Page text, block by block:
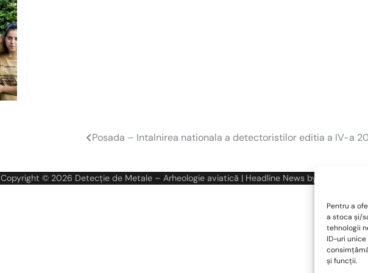
Pentru a
a stoca și/
tehnologii
ID-uri
și funcții.
Posada – Intalnirea nationala a detectoristilor editia a IV-a
Copyright © 2026 Detecție de Metale – Arheologie aviatică | Headline News by